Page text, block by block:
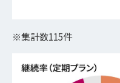
※集計数115件